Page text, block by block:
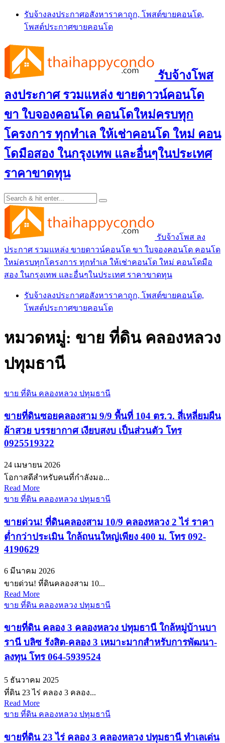
Skip
content
รับจ้างลงประกาศอสังหาราคาถูก, โพสต์ขายคอนโด,
โพสต์ประกาศขายคอนโด
รับจ้างโพส
ลงประกาศ รวมแหล่ง ขายดาวน์คอนโด
ขา ใบจองคอนโด คอนโดใหม่ครบทุก
โครงการ ทุกทำเล ให้เช่าคอนโด ใหม่ คอน
โดมือสอง ในกรุงเทพ และอื่นๆในประเทศ
ราคาขาดทุน
รับจ้างโพส ลง
ประกาศ รวมแหล่ง ขายดาวน์คอนโด ขา ใบจองคอนโด คอนโด
ใหม่ครบทุกโครงการ ทุกทำเล ให้เช่าคอนโด ใหม่ คอนโดมือ
สอง ในกรุงเทพ และอื่นๆในประเทศ ราคาขาดทุน
รับจ้างลงประกาศอสังหาราคาถูก, โพสต์ขายคอนโด,
โพสต์ประกาศขายคอนโด
หมวดหมู่: ขาย ที่ดิน คลองหลวง
ปทุมธานี
ขาย ที่ดิน คลองหลวง ปทุมธานี
ขายที่ดินซอยคลองสาม 9/9 พื้นที่ 104 ตร.ว. สี่เหลี่ยมผืน
ผ้าสวย บรรยากาศ เงียบสงบ เป็นส่วนตัว โทร
0925519322
24 เมษายน 2026
โอกาสดีสำหรับคนที่กำลังมอ...
Read More
ขาย ที่ดิน คลองหลวง ปทุมธานี
ขายด่วน! ที่ดินคลองสาม 10/9 คลองหลวง 2 ไร่ ราคา
ต่ำกว่าประเมิน ใกล้ถนนใหญ่เพียง 400 ม. โทร 092-
4190629
6 มีนาคม 2026
ขายด่วน! ที่ดินคลองสาม 10...
Read More
ขาย ที่ดิน คลองหลวง ปทุมธานี
ขายที่ดิน คลอง 3 คลองหลวง ปทุมธานี ใกล้หมู่บ้านบา
รานี บลิซ รังสิต-คลอง 3 เหมาะมากสำหรับการพัฒนา-
ลงทุน โทร 064-5939524
5 ธันวาคม 2025
ที่ดิน 23 ไร่ คลอง 3 คลอง...
Read More
ขาย ที่ดิน คลองหลวง ปทุมธานี
ขายที่ดิน 23 ไร่ คลอง 3 คลองหลวง ปทุมธานี ทำเลเด่น